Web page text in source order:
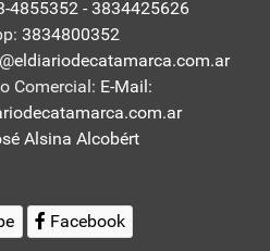
4855352 - 3834425626
3834800352
Comercial: E-Mail:
Alsina Alcobért
Facebook